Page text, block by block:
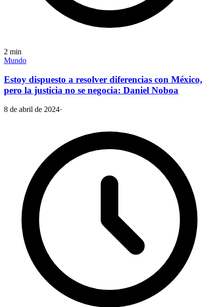
2 min
Mundo
Estoy dispuesto a resolver diferencias con México,
pero la justicia no se negocia: Daniel Noboa
8 de abril de 2024·